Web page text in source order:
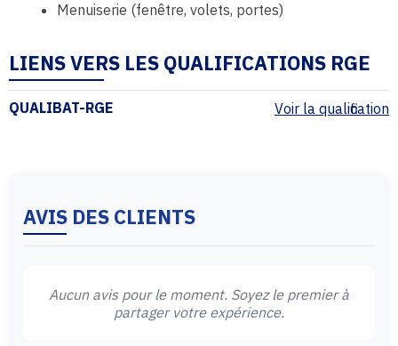
Menuiserie (fenêtre, volets, portes)
LIENS VERS LES QUALIFICATIONS RGE
QUALIBAT-RGE Voir la qualification
AVIS DES CLIENTS
Aucun avis pour le moment. Soyez le premier à
partager votre expérience.